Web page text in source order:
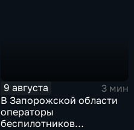
9 августа
3 мин
В Запорожской области
операторы
беспилотников